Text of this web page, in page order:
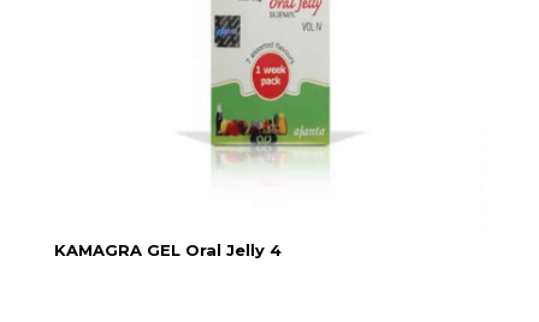
KAMAGRA GEL Oral Jelly 4